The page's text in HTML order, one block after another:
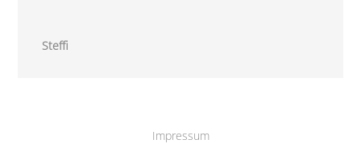
Steffi
Impressum